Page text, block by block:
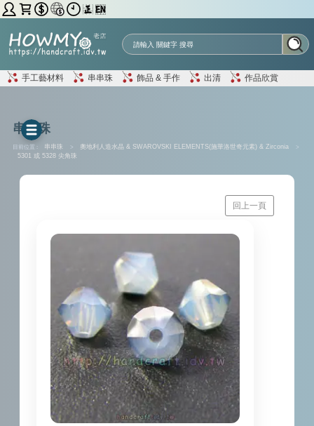
手工藝材料 串串珠 飾品 & 手作 出清 作品欣賞
串串珠
目前位置 : 串串珠 > 奧地利人造水晶 & SWAROVSKI ELEMENTS(施華洛世奇元素) & Zirconia
>
5301 或 5328 尖角珠
回上一頁